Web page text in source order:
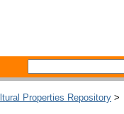
Properties Repository >